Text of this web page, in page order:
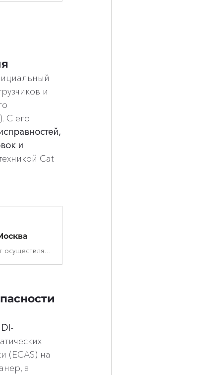
и
С его
и
Cat
Диагностический сканер Caterpillar Adapter 3 (CAT ET III) WIFI позволяет осуществлять диагностику, программирование и параметрирование техники Caterpillar на уровне официального автосервиса. Caterpillar Adapter 3 (CAT ET III) WIFIобладает поддержкой всех блоков управления CAT и позволяет работать с любой техникой этой марки. Данный автосканер позволит вам не только просматривать параметры работы ЭБУ (блоков управления), но и настраивать их и обновлять прошивки.
(ECAS) на
а